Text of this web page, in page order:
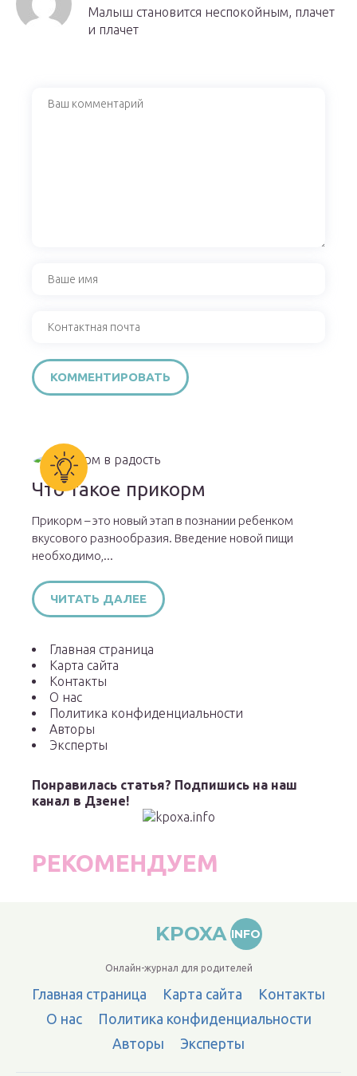
Малыш становится неспокойным, плачет
и плачет
Что такое прикорм
Прикорм – это новый этап в познании ребенком
вкусового разнообразия. Введение новой пищи
необходимо,...
ЧИТАТЬ ДАЛЕЕ
Главная страница
Карта сайта
Контакты
О нас
Политика конфиденциальности
Авторы
Эксперты
Понравилась статья? Подпишись на наш
канал в Дзене!
РЕКОМЕНДУЕМ
KPOXA INFO
Онлайн-журнал для родителей
Главная страница Карта сайта
Контакты
О нас
Политика конфиденциальности
Авторы
Эксперты